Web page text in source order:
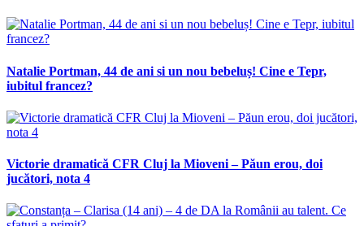
Natalie Portman, 44 de ani si un nou bebeluș! Cine e Tepr,
iubitul francez?
Victorie dramatică CFR Cluj la Mioveni – Păun erou, doi
jucători, nota 4